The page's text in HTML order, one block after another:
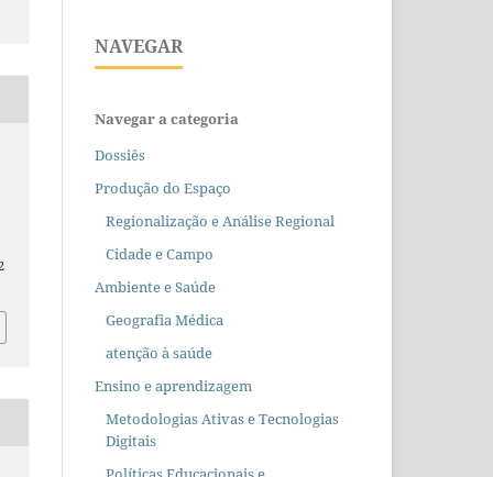
NAVEGAR
Navegar a categoria
Dossiês
Produção do Espaço
Regionalização e Análise Regional
Cidade e Campo
Ambiente e Saúde
Geografia Médica
atenção à saúde
Ensino e aprendizagem
Metodologias Ativas e Tecnologias
Digitais